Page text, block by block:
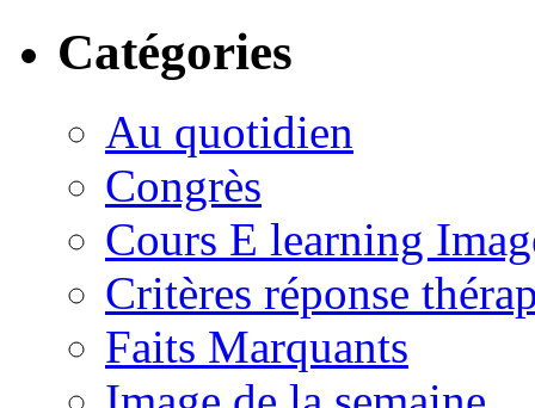
Catégories
Au quotidien
Congrès
Cours E learning
Critères réponse
Faits Marquants